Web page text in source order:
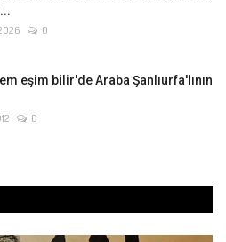
0
eşim bilir'de Araba Şanlıurfa'lının
0